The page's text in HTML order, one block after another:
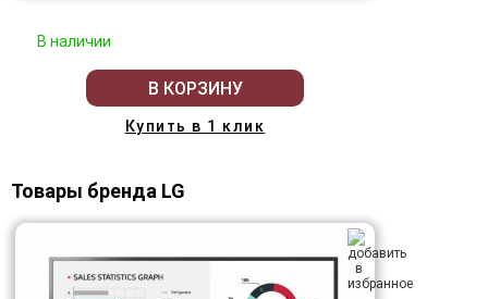
В наличии
В КОРЗИНУ
Купить в 1 клик
Товары бренда LG